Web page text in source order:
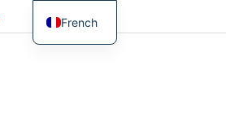
French
English